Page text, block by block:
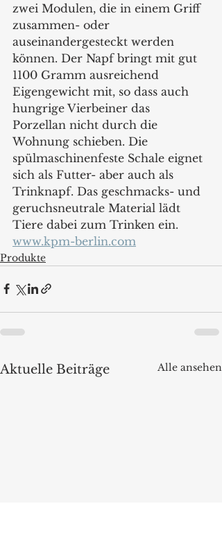
zwei Modulen, die in einem Griff
zusammen- oder
auseinandergesteckt werden
können. Der Napf bringt mit gut
1100 Gramm ausreichend
Eigengewicht mit, so dass auch
hungrige Vierbeiner das
Porzellan nicht durch die
Wohnung schieben. Die
spülmaschinenfeste Schale eignet
sich als Futter- aber auch als
Trinknapf. Das geschmacks- und
geruchsneutrale Material lädt
Tiere dabei zum Trinken ein.
www.kpm-berlin.com
Produkte
Aktuelle Beiträge Alle ansehen